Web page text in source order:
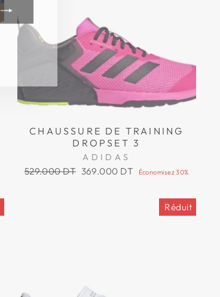
CHAUSSURE DE TRAINING
DROPSET 3
ADIDAS
Prix
529.000 DT Prix
369.000 DT Économisez 30%
Réduit